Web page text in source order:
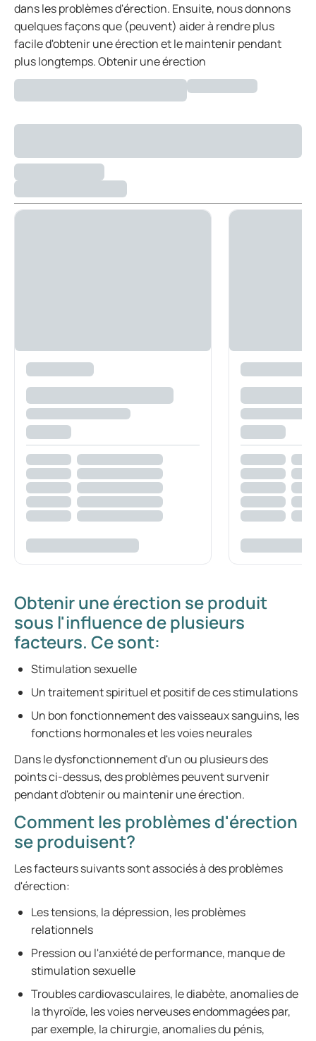
dans les problèmes d'érection. Ensuite, nous donnons
quelques façons que (peuvent) aider à rendre plus
facile d'obtenir une érection et le maintenir pendant
plus longtemps. Obtenir une érection
Obtenir une érection se produit
sous l'influence de plusieurs
facteurs. Ce sont:
Stimulation sexuelle
Un traitement spirituel et positif de ces stimulations
Un bon fonctionnement des vaisseaux sanguins, les
fonctions hormonales et les voies neurales
Dans le dysfonctionnement d'un ou plusieurs des
points ci-dessus, des problèmes peuvent survenir
pendant d'obtenir ou maintenir une érection.
Comment les problèmes d'érection
se produisent?
Les facteurs suivants sont associés à des problèmes
d'érection:
Les tensions, la dépression, les problèmes
relationnels
Pression ou l'anxiété de performance, manque de
stimulation sexuelle
Troubles cardiovasculaires, le diabète, anomalies de
la thyroïde, les voies nerveuses endommagées par,
par exemple, la chirurgie, anomalies du pénis,